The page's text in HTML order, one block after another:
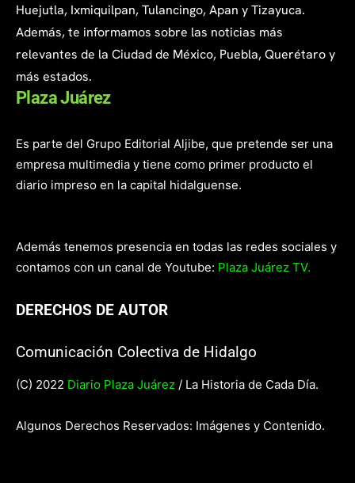
Huejutla, Ixmiquilpan, Tulancingo, Apan y Tizayuca.
Además, te informamos sobre las noticias más
relevantes de la Ciudad de México, Puebla, Querétaro y
más estados.
Plaza Juárez
Es parte del Grupo Editorial Aljibe, que pretende ser una
empresa multimedia y tiene como primer producto el
diario impreso en la capital hidalguense.
Además tenemos presencia en todas las redes sociales y
contamos con un canal de Youtube: Plaza Juárez TV.
DERECHOS DE AUTOR
Comunicación Colectiva de Hidalgo
(C) 2022 Diario Plaza Juárez / La Historia de Cada Día.
Algunos Derechos Reservados: Imágenes y Contenido.